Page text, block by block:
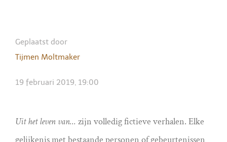
Geplaatst door
Tijmen Moltmaker
19 februari 2019, 19:00
Uit het leven van… zijn volledig fictieve verhalen. Elke